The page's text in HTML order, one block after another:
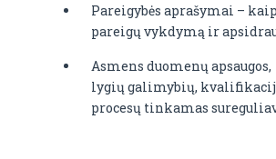
Pareigybės aprašymai –
pareigų vykdymą ir
Asmens duomenų
lygių galimybių,
procesų tinkamas